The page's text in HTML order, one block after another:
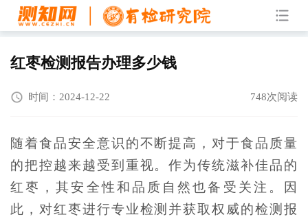
红枣检测报告办理多少钱
时间：2024-12-22 748次阅读
随着食品安全意识的不断提高，对于食品质量
的把控越来越受到重视。作为传统滋补佳品的
红枣，其安全性和品质自然也备受关注。因
此，对红枣进行专业检测并获取权威的检测报